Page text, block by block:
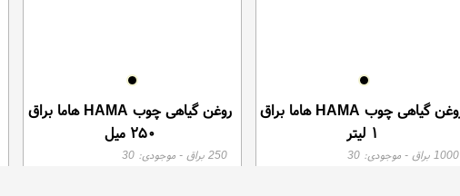
روغن گیاهی چوب HAMA هاما براق
۱ لیتر
1000 براق - موجودی: 30
روغن گیاهی چوب HAMA هاما براق
۲۵۰ میل
250 براق - موجودی:30